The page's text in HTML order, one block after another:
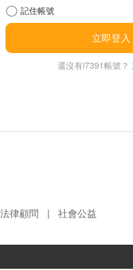
記住帳號
立即登入
還沒有i7391帳號？
法律顧問 | 社會公益